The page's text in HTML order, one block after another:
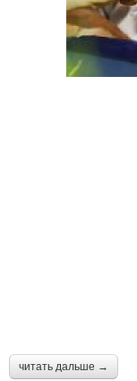
читать дальше →